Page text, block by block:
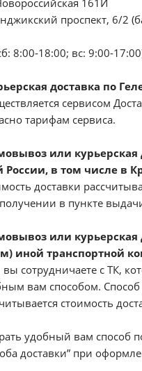
161И
проспект, 6/2
8:00-18:00; вс: 9:00-
доставка по
сервисом
тарифам сервиса.
или курьерская
России, в том числе в
доставки
в пункте
или курьерская
иной транспортной
вы сотрудничаете с ТК,
вам способом. Способ
стоимость
удобный вам способ
доставки” при